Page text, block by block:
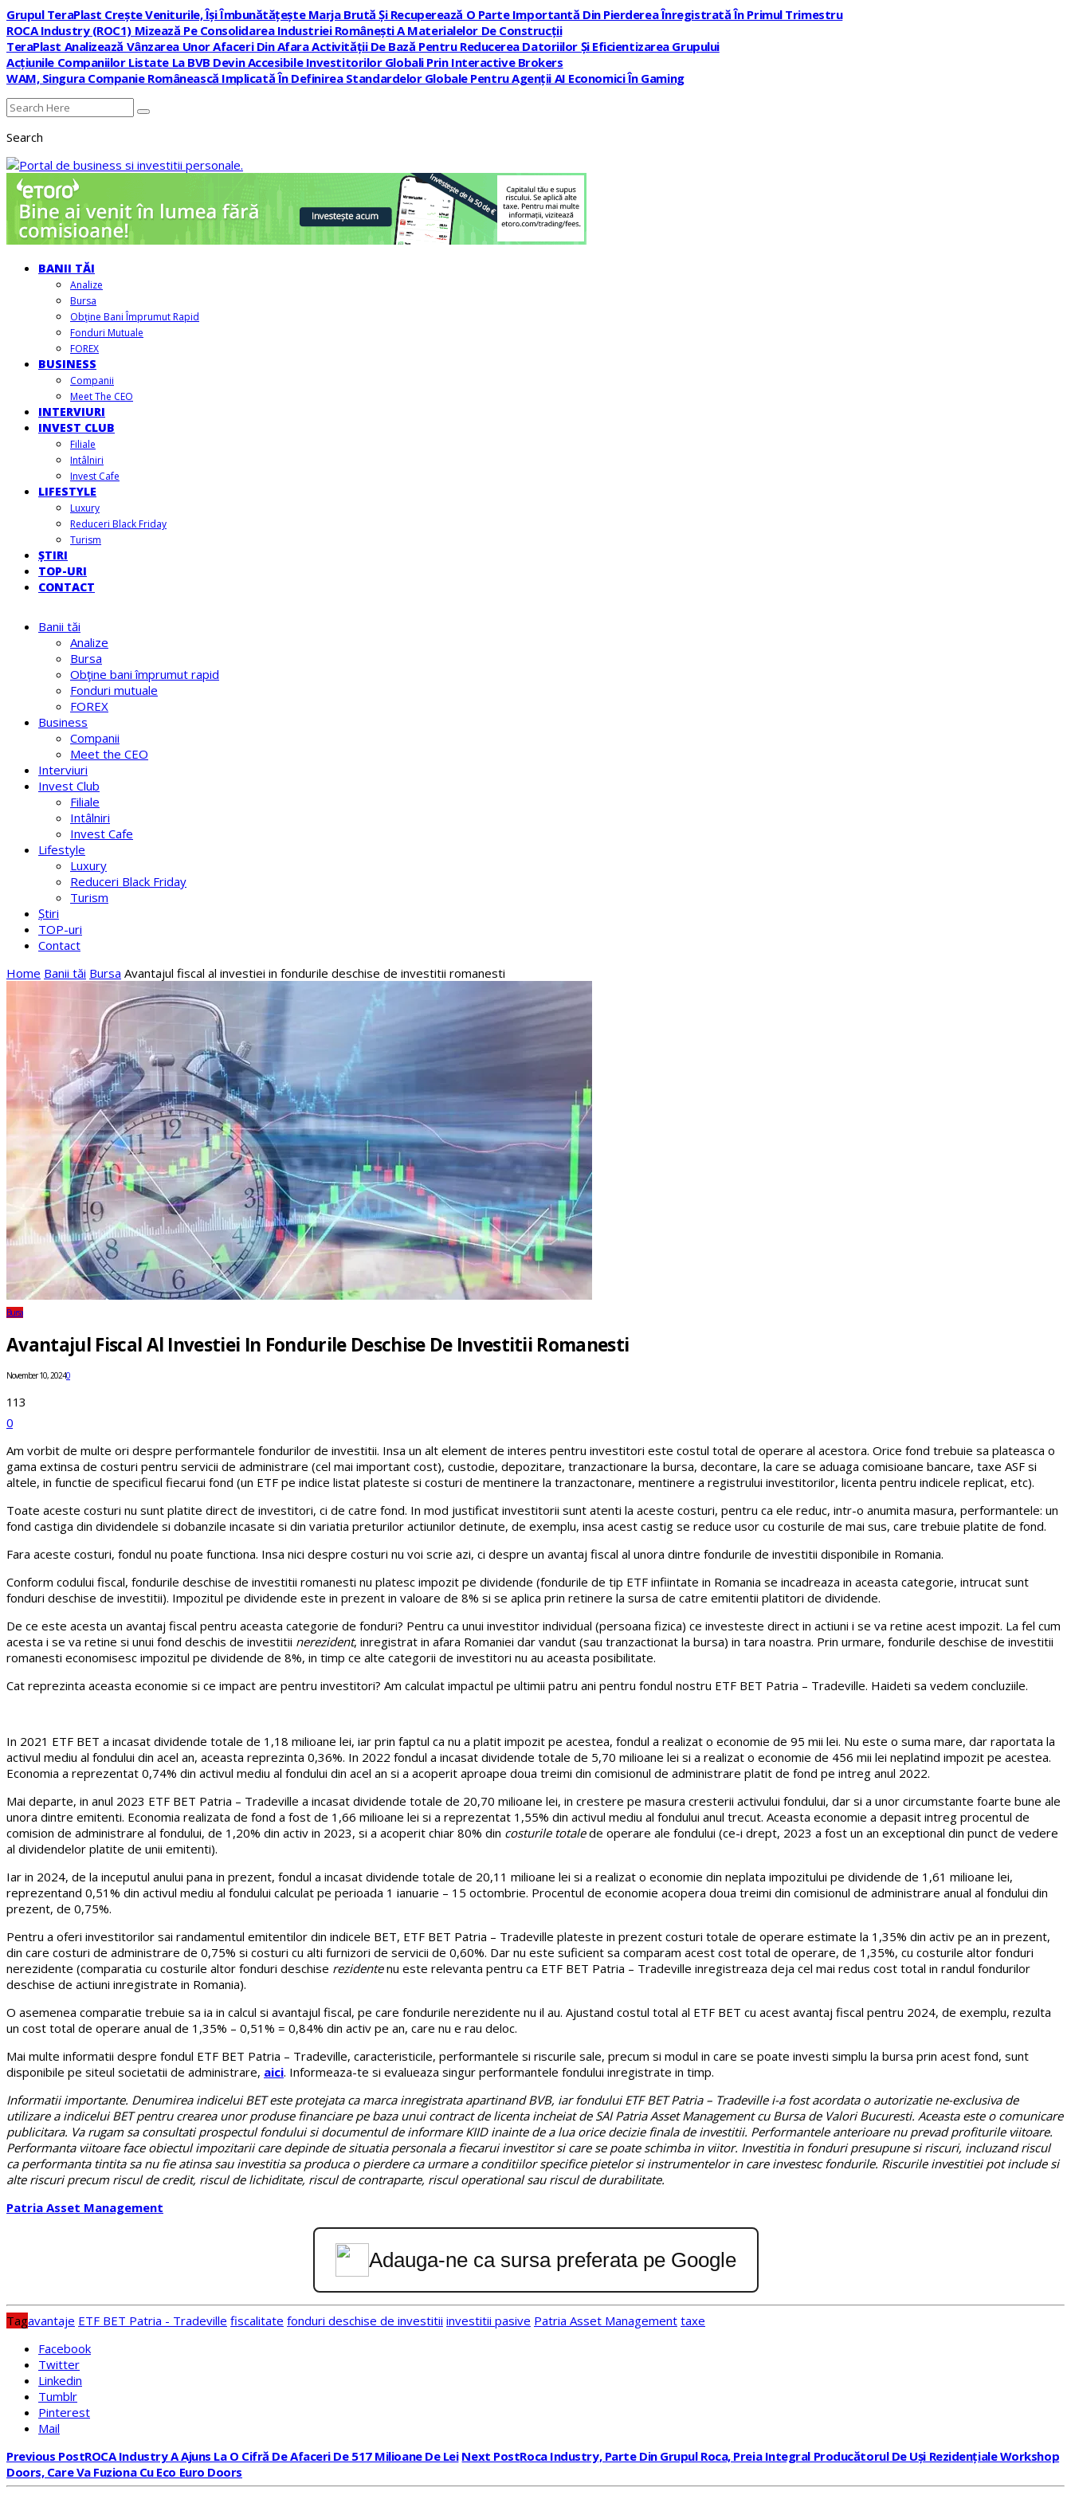
Grupul TeraPlast Crește Veniturile, Își Îmbunătățește Marja Brută Și Recuperează O Parte Importantă Din Pierderea Înregistrată În Primul Trimestru
ROCA Industry (ROC1) Mizează Pe Consolidarea Industriei Românești A Materialelor De Construcții
TeraPlast Analizează Vânzarea Unor Afaceri Din Afara Activității De Bază Pentru Reducerea Datoriilor Și Eficientizarea Grupului
Acțiunile Companiilor Listate La BVB Devin Accesibile Investitorilor Globali Prin Interactive Brokers
WAM, Singura Companie Românească Implicată În Definirea Standardelor Globale Pentru Agenții AI Economici În Gaming
Search
BANII TĂI
Analize
Bursa
Obţine Bani Împrumut Rapid
Fonduri Mutuale
FOREX
BUSINESS
Companii
Meet The CEO
INTERVIURI
INVEST CLUB
Filiale
Intâlniri
Invest Cafe
LIFESTYLE
Luxury
Reduceri Black Friday
Turism
ȘTIRI
TOP-URI
CONTACT
Banii tăi
Analize
Bursa
Obţine bani împrumut rapid
Fonduri mutuale
FOREX
Business
Companii
Meet the CEO
Interviuri
Invest Club
Filiale
Intâlniri
Invest Cafe
Lifestyle
Luxury
Reduceri Black Friday
Turism
Știri
TOP-uri
Contact
Home Banii tăi Bursa Avantajul fiscal al investiei in fondurile deschise de investitii romanesti
Bursa
Avantajul Fiscal Al Investiei In Fondurile Deschise De Investitii Romanesti
November 10, 20240
113
0
Am vorbit de multe ori despre performantele fondurilor de investitii. Insa un alt element de interes pentru investitori este costul total de operare al acestora. Orice fond trebuie sa plateasca o
gama extinsa de costuri pentru servicii de administrare (cel mai important cost), custodie, depozitare, tranzactionare la bursa, decontare, la care se aduaga comisioane bancare, taxe ASF si
altele, in functie de specificul fiecarui fond (un ETF pe indice listat plateste si costuri de mentinere la tranzactonare, mentinere a registrului investitorilor, licenta pentru indicele replicat, etc).
Toate aceste costuri nu sunt platite direct de investitori, ci de catre fond. In mod justificat investitorii sunt atenti la aceste costuri, pentru ca ele reduc, intr-o anumita masura, performantele: un
fond castiga din dividendele si dobanzile incasate si din variatia preturilor actiunilor detinute, de exemplu, insa acest castig se reduce usor cu costurile de mai sus, care trebuie platite de fond.
Fara aceste costuri, fondul nu poate functiona. Insa nici despre costuri nu voi scrie azi, ci despre un avantaj fiscal al unora dintre fondurile de investitii disponibile in Romania.
Conform codului fiscal, fondurile deschise de investitii romanesti nu platesc impozit pe dividende (fondurile de tip ETF infiintate in Romania se incadreaza in aceasta categorie, intrucat sunt
fonduri deschise de investitii). Impozitul pe dividende este in prezent in valoare de 8% si se aplica prin retinere la sursa de catre emitentii platitori de dividende.
De ce este acesta un avantaj fiscal pentru aceasta categorie de fonduri? Pentru ca unui investitor individual (persoana fizica) ce investeste direct in actiuni i se va retine acest impozit. La fel cum
acesta i se va retine si unui fond deschis de investitii nerezident, inregistrat in afara Romaniei dar vandut (sau tranzactionat la bursa) in tara noastra. Prin urmare, fondurile deschise de investitii
romanesti economisesc impozitul pe dividende de 8%, in timp ce alte categorii de investitori nu au aceasta posibilitate.
Cat reprezinta aceasta economie si ce impact are pentru investitori? Am calculat impactul pe ultimii patru ani pentru fondul nostru ETF BET Patria – Tradeville. Haideti sa vedem concluziile.
In 2021 ETF BET a incasat dividende totale de 1,18 milioane lei, iar prin faptul ca nu a platit impozit pe acestea, fondul a realizat o economie de 95 mii lei. Nu este o suma mare, dar raportata la
activul mediu al fondului din acel an, aceasta reprezinta 0,36%. In 2022 fondul a incasat dividende totale de 5,70 milioane lei si a realizat o economie de 456 mii lei neplatind impozit pe acestea.
Economia a reprezentat 0,74% din activul mediu al fondului din acel an si a acoperit aproape doua treimi din comisionul de administrare platit de fond pe intreg anul 2022.
Mai departe, in anul 2023 ETF BET Patria – Tradeville a incasat dividende totale de 20,70 milioane lei, in crestere pe masura cresterii activului fondului, dar si a unor circumstante foarte bune ale
unora dintre emitenti. Economia realizata de fond a fost de 1,66 milioane lei si a reprezentat 1,55% din activul mediu al fondului anul trecut. Aceasta economie a depasit intreg procentul de
comision de administrare al fondului, de 1,20% din activ in 2023, si a acoperit chiar 80% din costurile totalede operare ale fondului (ce-i drept, 2023 a fost un an exceptional din punct de vedere
al dividendelor platite de unii emitenti).
Iar in 2024, de la inceputul anului pana in prezent, fondul a incasat dividende totale de 20,11 milioane lei si a realizat o economie din neplata impozitului pe dividende de 1,61 milioane lei,
reprezentand 0,51% din activul mediu al fondului calculat pe perioada 1 ianuarie – 15 octombrie. Procentul de economie acopera doua treimi din comisionul de administrare anual al fondului din
prezent, de 0,75%.
Pentru a oferi investitorilor sai randamentul emitentilor din indicele BET, ETF BET Patria – Tradeville plateste in prezent costuri totale de operare estimate la 1,35% din activ pe an in prezent,
din care costuri de administrare de 0,75% si costuri cu alti furnizori de servicii de 0,60%. Dar nu este suficient sa comparam acest cost total de operare, de 1,35%, cu costurile altor fonduri
nerezidente (comparatia cu costurile altor fonduri deschise rezidentenu este relevanta pentru ca ETF BET Patria – Tradeville inregistreaza deja cel mai redus cost total in randul fondurilor
deschise de actiuni inregistrate in Romania).
O asemenea comparatie trebuie sa ia in calcul si avantajul fiscal, pe care fondurile nerezidente nu il au. Ajustand costul total al ETF BET cu acest avantaj fiscal pentru 2024, de exemplu, rezulta
un cost total de operare anual de 1,35% – 0,51% = 0,84% din activ pe an, care nu e rau deloc.
Mai multe informatii despre fondul ETF BET Patria – Tradeville, caracteristicile, performantele si riscurile sale, precum si modul in care se poate investi simplu la bursa prin acest fond, sunt
disponibile pe siteul societatii de administrare, aici. Informeaza-te si evalueaza singur performantele fondului inregistrate in timp.
Informatii importante. Denumirea indicelui BET este protejata ca marca inregistrata apartinand BVB, iar fondului ETF BET Patria – Tradeville i-a fost acordata o autorizatie ne-exclusiva de
utilizare a indicelui BET pentru crearea unor produse financiare pe baza unui contract de licenta incheiat de SAI Patria Asset Management cu Bursa de Valori Bucuresti. Aceasta este o comunicare
publicitara. Va rugam sa consultati prospectul fondului si documentul de informare KIID inainte de a lua orice decizie finala de investitii. Performantele anterioare nu prevad profiturile viitoare.
Performanta viitoare face obiectul impozitarii care depinde de situatia personala a fiecarui investitor si care se poate schimba in viitor. Investitia in fonduri presupune si riscuri, incluzand riscul
ca performanta tintita sa nu fie atinsa sau investitia sa produca o pierdere ca urmare a conditiilor specifice pietelor si instrumentelor in care investesc fondurile. Riscurile investitiei pot include si
alte riscuri precum riscul de credit, riscul de lichiditate, riscul de contraparte, riscul operational sau riscul de durabilitate.
Patria Asset Management
Adauga-ne ca sursa preferata pe Google
Tagavantaje ETF BET Patria - Tradeville fiscalitate fonduri deschise de investitii investitii pasive Patria Asset Management taxe
Facebook
Twitter
Linkedin
Tumblr
Pinterest
Mail
Previous PostROCA Industry A Ajuns La O Cifră De Afaceri De 517 Milioane De Lei Next PostRoca Industry, Parte Din Grupul Roca, Preia Integral Producătorul De Uși Rezidențiale Workshop
Doors, Care Va Fuziona Cu Eco Euro Doors